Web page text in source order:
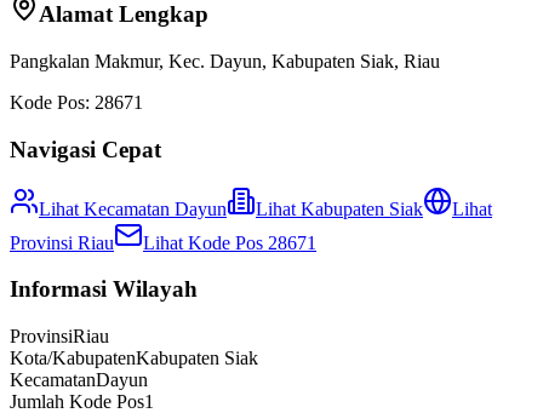
Alamat Lengkap
Pangkalan Makmur, Kec. Dayun, Kabupaten Siak, Riau
Kode Pos: 28671
Navigasi Cepat
Lihat Kecamatan Dayun Lihat Kabupaten Siak
Lihat
Provinsi Riau Lihat Kode Pos 28671
Informasi Wilayah
ProvinsiRiau
Kota/KabupatenKabupaten Siak
KecamatanDayun
Jumlah Kode Pos1